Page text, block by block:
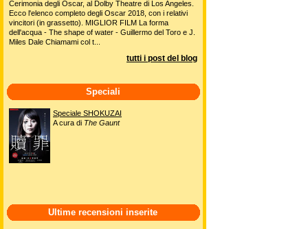
Cerimonia degli Oscar, al Dolby Theatre di Los Angeles.
Ecco l'elenco completo degli Oscar 2018, con i relativi
vincitori (in grassetto). MIGLIOR FILM La forma
dell'acqua - The shape of water - Guillermo del Toro e J.
Miles Dale Chiamami col t...
tutti i post del blog
Speciali
Speciale SHOKUZAI
A cura di The Gaunt
Ultime recensioni inserite